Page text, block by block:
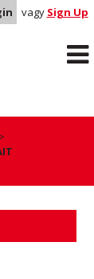
vagy Sign Up